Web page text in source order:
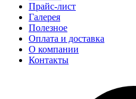
Прайс-лист
Галерея
Полезное
Оплата и доставка
О компании
Контакты